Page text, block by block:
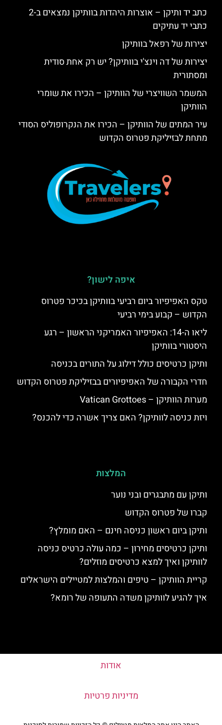
כתב יד ותיקן – אוצרות היהדות בוותיקן נמצאים ב-2
כתבי יד עתיקים
יצירות של רפאל בוותיקן
יצירות של דה וינצ'י בוותיקן? יש רק אחת סודית
ומסתורית
המשמר השוויצרי של הוותיקן – הכירו את שומרי
הוותיקן
עיר המתים של הוותיקן – הכירו את הנקרופוליס הסודי
מתחת לבזיליקת פטרוס הקדוש
איפה לישון?
טקס האפיפיור ביום רביעי בוותיקן בכיכר פטרוס
הקדוש – קבוע בימי רביעי
ליאו ה-14: האפיפיור האמריקני הראשון – רגע
היסטורי בוותיקן
ותיקן כרטיסים כולל דילוג על התורים בכניסה
חדרי הקבורה של האפיפיורים בבזיליקת פטרוס הקדוש
מערות הוותיקן – Vatican Grottoes
ויזת כניסה לוותיקן? האם צריך אשרה כדי להכנס?
המלצות
ותיקן עם מתבגרים ובני נוער
קברו של פטרוס הקדוש
ותיקן ביום ראשון כניסה חינם – האם מומלץ?
ותיקן כרטיסים מחירון – כמה עולה כרטיס כניסה
לוותיקן ואיך למצא כרטיסים מוזלים?
קריית הוותיקן – טיפים והמלצות למטיילים הישראלים
איך להגיע לוותיקן משדה התעופה של רומא?
אודות
מדיניות פרטיות